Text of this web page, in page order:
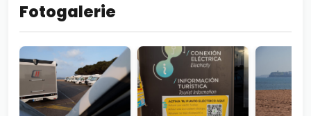
Fotogalerie